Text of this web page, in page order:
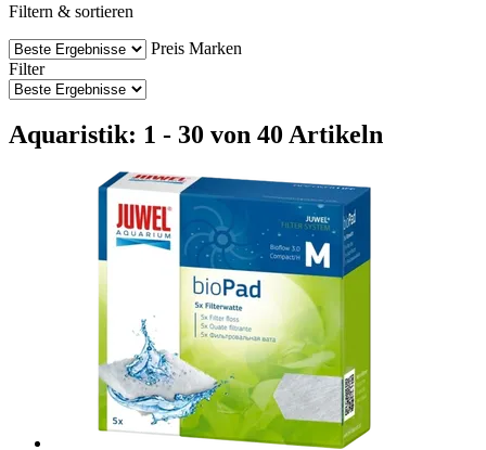
Filtern & sortieren
Preis Marken
Filter
Aquaristik: 1 - 30 von 40 Artikeln